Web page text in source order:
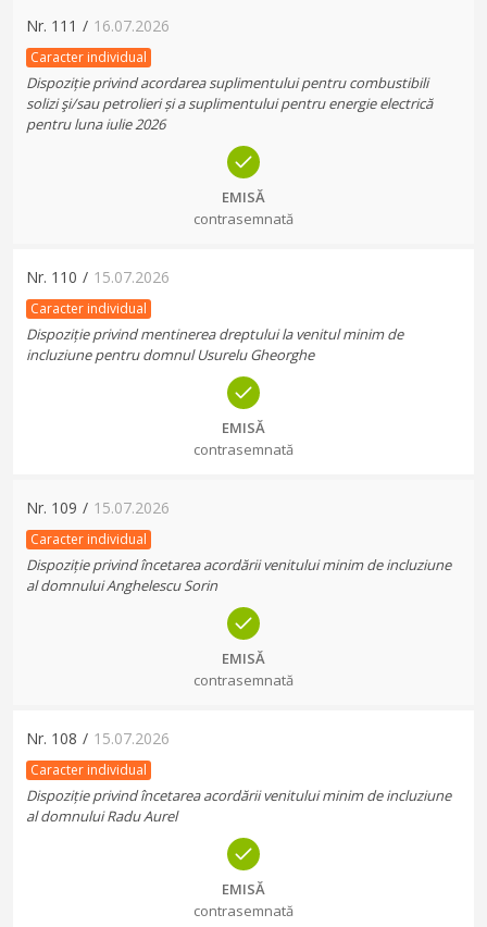
Nr. 111 / 16.07.2026
Caracter individual
Dispoziție privind acordarea suplimentului pentru combustibili
solizi şi/sau petrolieri și a suplimentului pentru energie electrică
pentru luna iulie 2026
EMISĂ
contrasemnată
Nr. 110 / 15.07.2026
Caracter individual
Dispoziție privind mentinerea dreptului la venitul minim de
incluziune pentru domnul Usurelu Gheorghe
EMISĂ
contrasemnată
Nr. 109 / 15.07.2026
Caracter individual
Dispoziție privind încetarea acordării venitului minim de incluziune
al domnului Anghelescu Sorin
EMISĂ
contrasemnată
Nr. 108 / 15.07.2026
Caracter individual
Dispoziție privind încetarea acordării venitului minim de incluziune
al domnului Radu Aurel
EMISĂ
contrasemnată